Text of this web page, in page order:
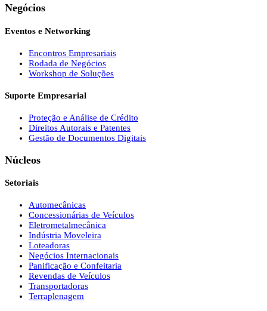
Negócios
Eventos e Networking
Encontros Empresariais
Rodada de Negócios
Workshop de Soluções
Suporte Empresarial
Proteção e Análise de Crédito
Direitos Autorais e Patentes
Gestão de Documentos Digitais
Núcleos
Setoriais
Automecânicas
Concessionárias de Veículos
Eletrometalmecânica
Indústria Moveleira
Loteadoras
Negócios Internacionais
Panificação e Confeitaria
Revendas de Veículos
Transportadoras
Terraplenagem